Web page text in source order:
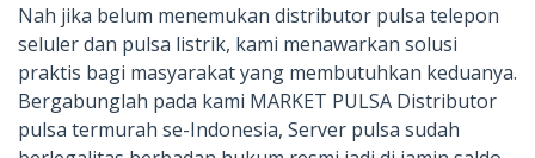
Nah jika belum menemukan distributor pulsa telepon
seluler dan pulsa listrik, kami menawarkan solusi
praktis bagi masyarakat yang membutuhkan keduanya.
Bergabunglah pada kami MARKET PULSA Distributor
pulsa termurah se-Indonesia, Server pulsa sudah